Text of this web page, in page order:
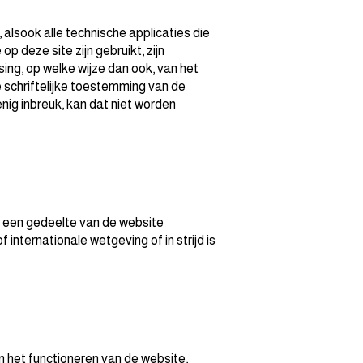
alle technische applicaties die
deze site zijn gebruikt, zijn
op welke wijze dan ook, van het
toestemming van de
inbreuk, kan dat niet worden
gedeelte van de website
internationale wetgeving of in strijd is
het functioneren van de website,